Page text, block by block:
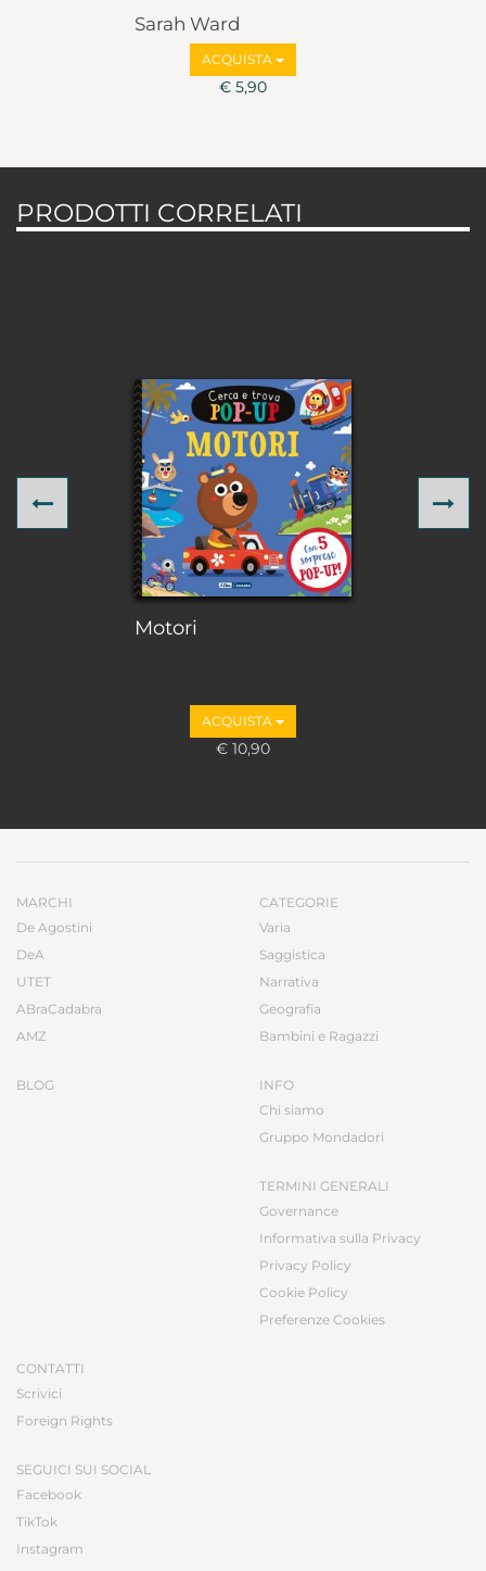
Sarah Ward
ACQUISTA
€ 5,90
PRODOTTI CORRELATI
Motori
ACQUISTA
€ 10,90
Previous
MARCHI
De Agostini
DeA
UTET
ABraCadabra
AMZ
BLOG
CATEGORIE
Varia
Saggistica
Narrativa
Geografia
Bambini e Ragazzi
INFO
Chi siamo
Gruppo Mondadori
TERMINI GENERALI
Governance
Informativa sulla Privacy
Privacy Policy
Cookie Policy
Preferenze Cookies
CONTATTI
Scrivici
Foreign Rights
SEGUICI SUI SOCIAL
Facebook
TikTok
Instagram